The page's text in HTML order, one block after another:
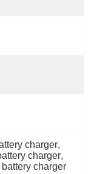
charger,
charger,
charger